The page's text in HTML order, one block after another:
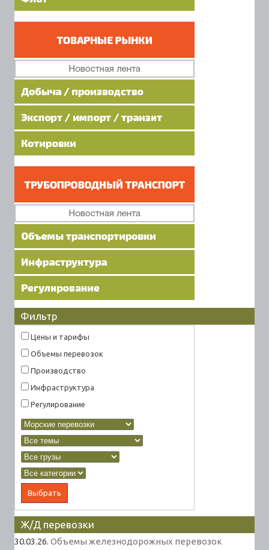
Фильтр
Цены и тарифы
Объемы перевозок
Производство
Инфраструктура
Регулирование
Ж/Д перевозки
30.03.26. Объемы железнодорожных перевозок